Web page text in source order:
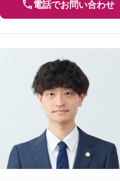
電話でお問い合わせ